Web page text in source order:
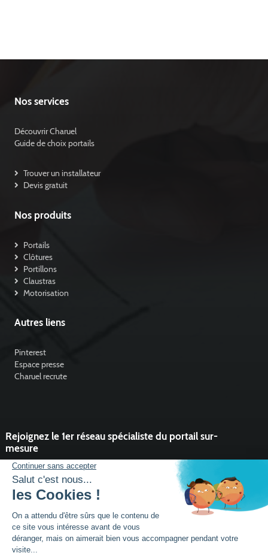
Nos services
Découvrir Charuel
Guide de choix portails
Trouver un installateur
Devis gratuit
Nos produits
Portails
Clôtures
Portillons
Claustras
Motorisation
Autres liens
Pinterest
Espace presse
Charuel recrute
Rejoignez le 1er réseau spécialiste du portail sur-
mesure
Vous souhaitez développer l'activité portail de votre entreprise ?
Rejoindre un réseau dynamique, avec un service et des outils qui
font la différence ?
DEVENIR PARTENAIRE